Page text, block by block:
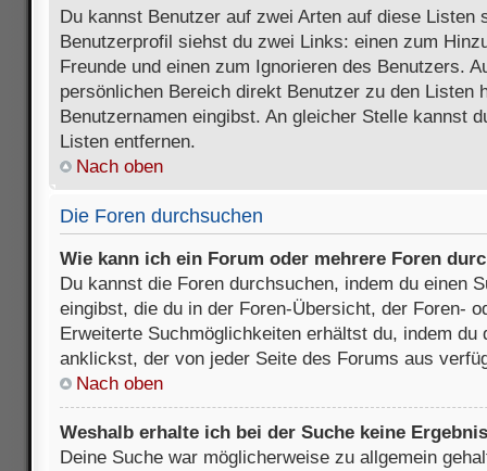
Du kannst Benutzer auf zwei Arten auf diese Listen
Benutzerprofil siehst du zwei Links: einen zum
Freunde und einen zum Ignorieren des Benutzers.
persönlichen Bereich direkt Benutzer zu den Listen
Benutzernamen eingibst. An gleicher Stelle kannst
Listen entfernen.
Nach oben
Die Foren durchsuchen
Wie kann ich ein Forum oder mehrere Foren
Du kannst die Foren durchsuchen, indem du einen
eingibst, die du in der Foren-Übersicht, der Foren-
Erweiterte Suchmöglichkeiten erhältst du, indem du
anklickst, der von jeder Seite des Forums aus
Nach oben
Weshalb erhalte ich bei der Suche keine
Deine Suche war möglicherweise zu allgemein